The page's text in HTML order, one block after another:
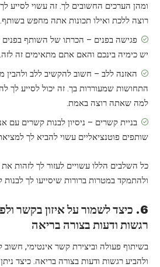
ומהן הערכים החשובים לך. זה עשוי לסייע
רוצה ללכת ואילו תכונות אתה מחפש בשותף.
פגישה בפנים – הכרתו של השותף בפנים
יש כימיה בינכם והאם אתם מתאימים זה לזה.
האזנה ללב – חשוב להקשיב ללב ולהבין
התחושות שמעוררות בך. זה יכול לסייע לך
למה שאתה רוצה באמת.
בניית קשרים – ניסיון לבנות קשרים עם
שותפים פוטנציאליים עשוי להביא לך
כל השלבים הללו עשויים לעזור לך לזהות
ולהתמקד במטרות ברורות שיסייעו לך
6. כיצד לשמור על איזון בקשר
רגשות ודעות בצורה בריאה
בשיתוף פעולה וביצירת קשר אינטימי, חשוב
ולהביע רגשות ודעות בצורה בריאה. כיצד